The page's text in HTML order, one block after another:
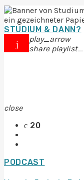
STUDIUM & DANN?
play_arrow
share
close
20
PODCAST